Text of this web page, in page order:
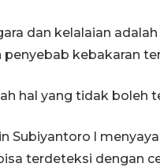
dan kelalaian
kebakaran
hal yang tidak boleh
Subiyantoro l
terdeteksi dengan